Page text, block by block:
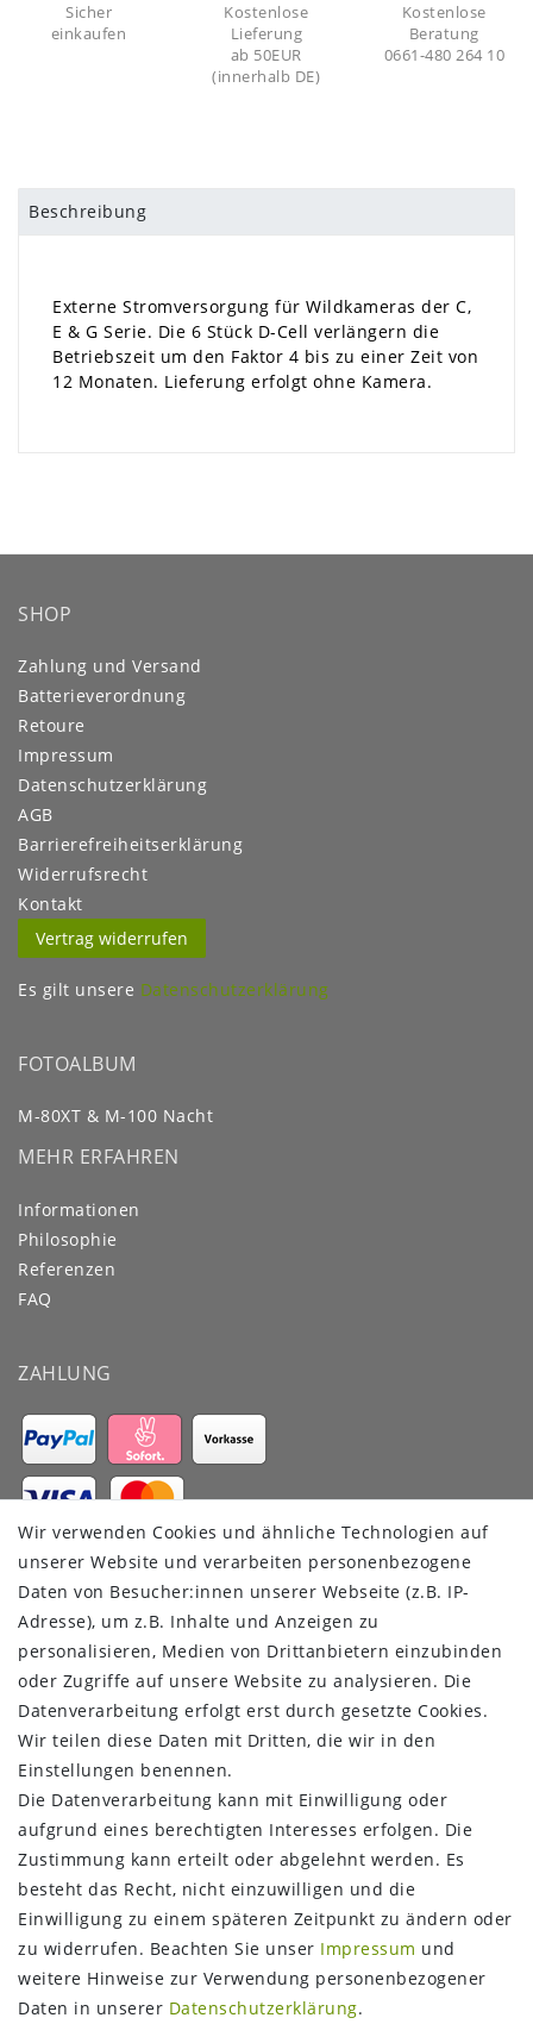
Sicher
einkaufen
Kostenlose
Lieferung
ab 50EUR
(innerhalb DE)
Kostenlose
Beratung
0661-480 264 10
Beschreibung
Externe Stromversorgung für Wildkameras der C,
E & G Serie. Die 6 Stück D-Cell verlängern die
Betriebszeit um den Faktor 4 bis zu einer Zeit von
12 Monaten. Lieferung erfolgt ohne Kamera.
SHOP
Zahlung und Versand
Batterieverordnung
Retoure
Impressum
Daten­schutz­erklärung
AGB
Barrierefreiheitserklärung
Widerrufs­recht
Kontakt
Vertrag widerrufen
Es gilt unsere Datenschutzerklärung
FOTOALBUM
M-80XT & M-100 Nacht
MEHR ERFAHREN
Informationen
Philosophie
Referenzen
FAQ
ZAHLUNG
VERSANDDIENSTLEISTER
FOLGEN SIE UNS
Wir verwenden Cookies und ähnliche Technologien auf
unserer Website und verarbeiten personenbezogene
Daten von Besucher:innen unserer Webseite (z.B. IP-
Adresse), um z.B. Inhalte und Anzeigen zu
personalisieren, Medien von Drittanbietern einzubinden
oder Zugriffe auf unsere Website zu analysieren. Die
Datenverarbeitung erfolgt erst durch gesetzte Cookies.
Wir teilen diese Daten mit Dritten, die wir in den
Einstellungen benennen.
Die Datenverarbeitung kann mit Einwilligung oder
aufgrund eines berechtigten Interesses erfolgen. Die
Zustimmung kann erteilt oder abgelehnt werden. Es
besteht das Recht, nicht einzuwilligen und die
Einwilligung zu einem späteren Zeitpunkt zu ändern oder
zu widerrufen. Beachten Sie unser Impressum und
weitere Hinweise zur Verwendung personenbezogener
Daten in unserer Daten­schutz­erklärung.